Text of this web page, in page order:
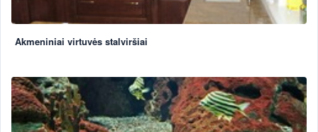
Akmeniniai virtuvės stalviršiai